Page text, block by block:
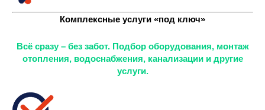
Комплексные услуги «под ключ»
Всё сразу – без забот. Подбор оборудования, монтаж
отопления, водоснабжения, канализации и другие
услуги.